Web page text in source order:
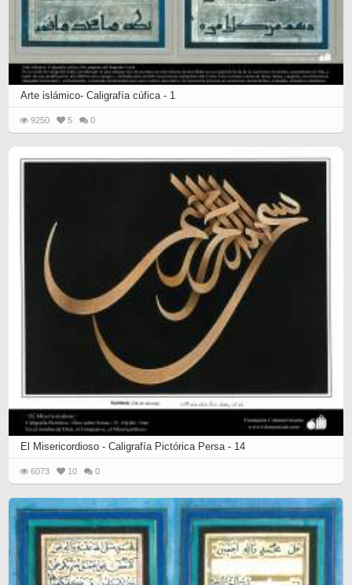
Arte islámico- Caligrafía cúfica - 1
9250 5 0
El Misericordioso - Caligrafía Pictórica Persa - 14
6073 10 0